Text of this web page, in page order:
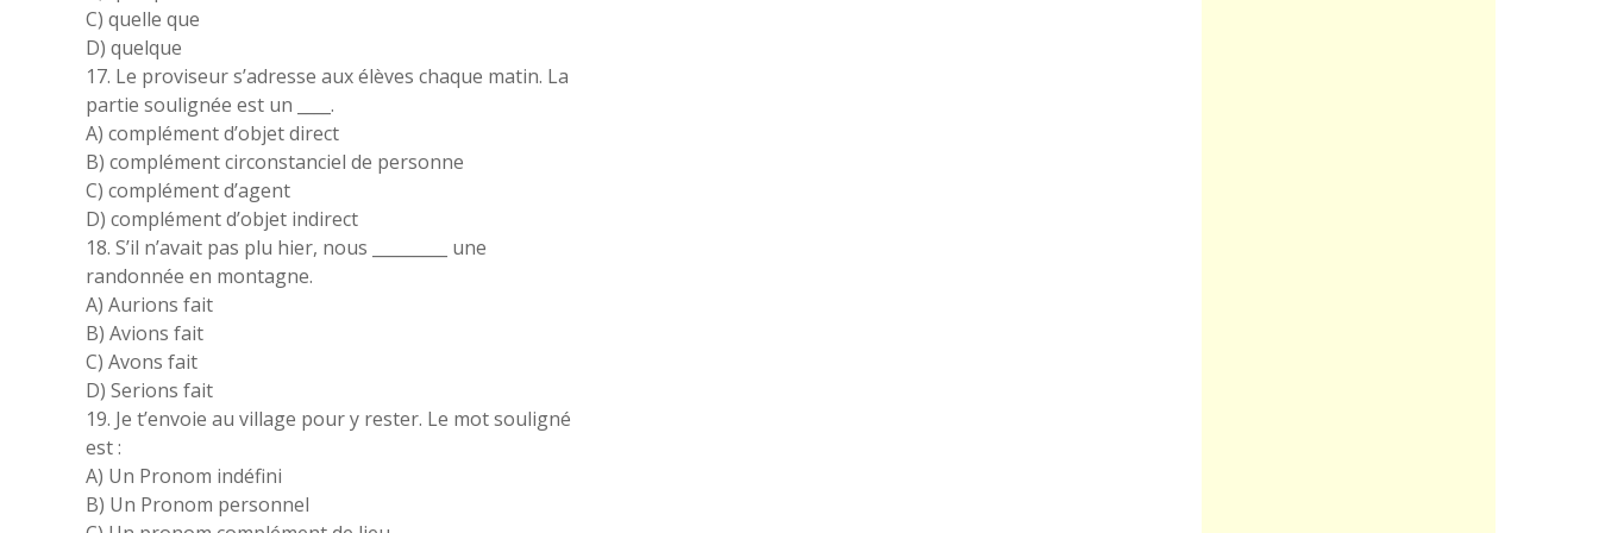
C) quelle que
D) quelque
17. Le proviseur s’adresse aux élèves chaque matin. La
partie soulignée est un ____.
A) complément d’objet direct
B) complément circonstanciel de personne
C) complément d’agent
D) complément d’objet indirect
18. S’il n’avait pas plu hier, nous _________ une
randonnée en montagne.
A) Aurions fait
B) Avions fait
C) Avons fait
D) Serions fait
19. Je t’envoie au village pour y rester. Le mot souligné
est :
A) Un Pronom indéfini
B) Un Pronom personnel